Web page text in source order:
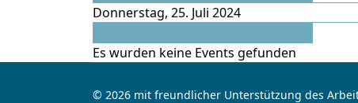
Donnerstag, 25. Juli 2024
Es wurden keine Events gefunden
© 2026 mit freundlicher Unterstützung des